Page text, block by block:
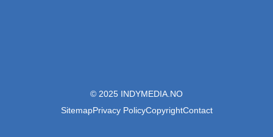
© 2025 INDYMEDIA.NO
SitemapPrivacy PolicyCopyrightContact